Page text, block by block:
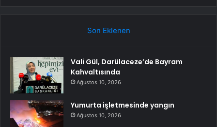
Son Eklenen
Vali Gül, Darülaceze’de Bayram
Kahvaltısında
Ağustos 10, 2026
Yumurta işletmesinde yangın
Ağustos 10, 2026